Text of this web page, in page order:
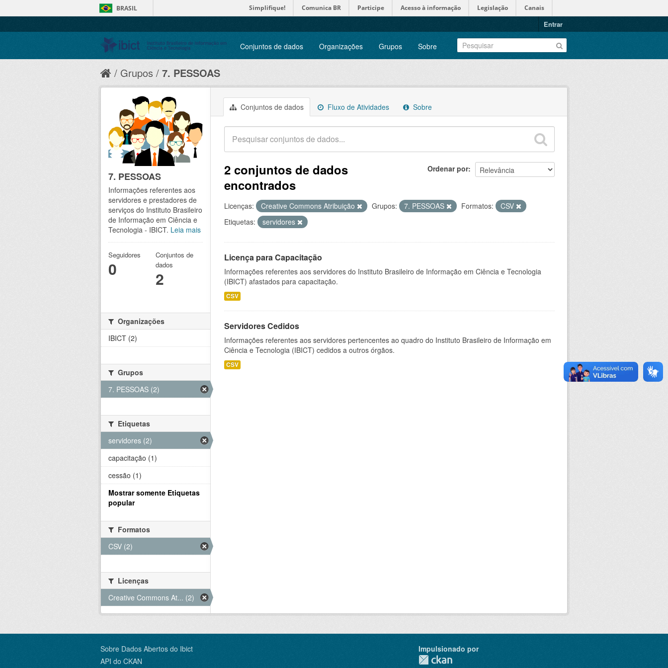
BRASIL Simplifique! Comunica BR Participe Acesso à informação Legislação Canais
Entrar
Conjuntos de dados Organizações Grupos Sobre
Grupos 7. PESSOAS
Conjuntos de dados Fluxo de Atividades Sobre
Ordenar por
2 conjuntos de dados
encontrados
Licenças: Creative Commons Atribuição Grupos: 7. PESSOAS Formatos:
CSV
Etiquetas:
servidores
Licença para Capacitação
Informações referentes aos servidores do Instituto Brasileiro de Informação em Ciência e Tecnologia
(IBICT) afastados para capacitação.
CSV
Servidores Cedidos
Informações referentes aos servidores pertencentes ao quadro do Instituto Brasileiro de Informação em
Ciência e Tecnologia (IBICT) cedidos a outros órgãos.
CSV
7. PESSOAS
Informações referentes aos
servidores e prestadores de
serviços do Instituto Brasileiro
de Informação em Ciência e
Tecnologia - IBICT. Leia mais
Seguidores
0
Conjuntos de
dados
2
Organizações
IBICT (2)
Grupos
7. PESSOAS (2)
Etiquetas
servidores (2)
capacitação (1)
cessão (1)
Mostrar somente Etiquetas
popular
Formatos
CSV (2)
Licenças
Creative Commons At... (2)
Sobre Dados Abertos do Ibict
API do CKAN
Impulsionado por